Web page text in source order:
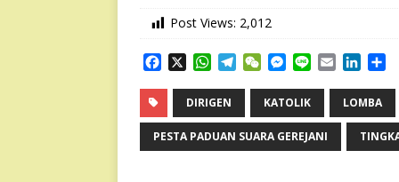
Post Views: 2,012
e
b
o
W
a
t
s
A
T
e
g
r
W
C
h
a
t
M
s
s
e
n
e
i
n
k
e
d
r
e
DIRIGEN KATOLIK LOMBA
PESTA PADUAN SUARA GEREJANI